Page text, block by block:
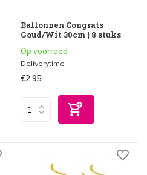
Ballonnen Congrats
Goud/Wit 30cm | 8 stuks
Op voorraad
Deliverytime
€2,95